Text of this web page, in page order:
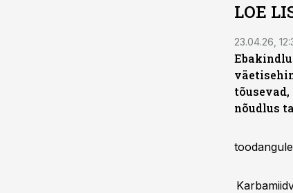
LOE
23.04.26,
tõusevad,
nõudlus